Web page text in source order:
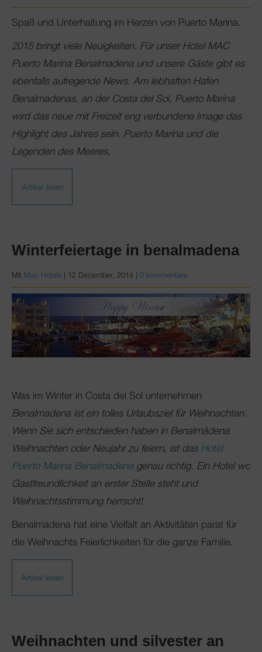
Spaß und Unterhaltung im Herzen von Puerto Marina.
2015 bringt viele Neuigkeiten. Für unser Hotel MAC
Puerto Marina Benalmadena und unsere Gäste gibt es
ebenfalls aufregende News. Am lebhaften Hafen
Benalmadenas, an der Costa del Sol, Puerto Marina
wird das neue mit Freizeit eng verbundene Image das
Highlight des Jahres sein. Puerto Marina und die
Legenden des Meeres,
Artikel lesen
Winterfeiertage in benalmadena
Mit Mac Hotels 12 December, 2014 0 kommentare
Was im Winter in Costa del Sol unternehmen
Benalmadena ist ein tolles Urlaubsziel für Weihnachten.
Wenn Sie sich entschieden haben in Benalmádena
Weihnachten oder Neujahr zu feiern, ist das Hotel
Puerto Marina Benalmadena genau richtig. Ein Hotel wo
Gastfreundlichkeit an erster Stelle steht und
Weihnachtsstimmung herrscht!
Benalmadena hat eine Vielfalt an Aktivitäten parat für
die Weihnachts Feierlichkeiten für die ganze Familie.
Artikel lesen
Weihnachten und silvester an